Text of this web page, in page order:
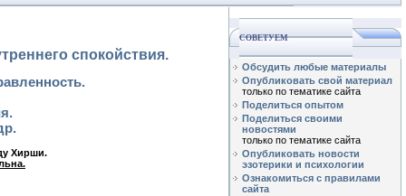
спокойствия.
Хирши.
СОВЕТУЕМ
Обсудить любые материалы
Опубликовать свой материал
только по тематике сайта
Поделиться опытом
Поделиться своими
новостями
только по тематике сайта
Опубликовать новости
эзотерики и психологии
Ознакомиться с правилами
сайта